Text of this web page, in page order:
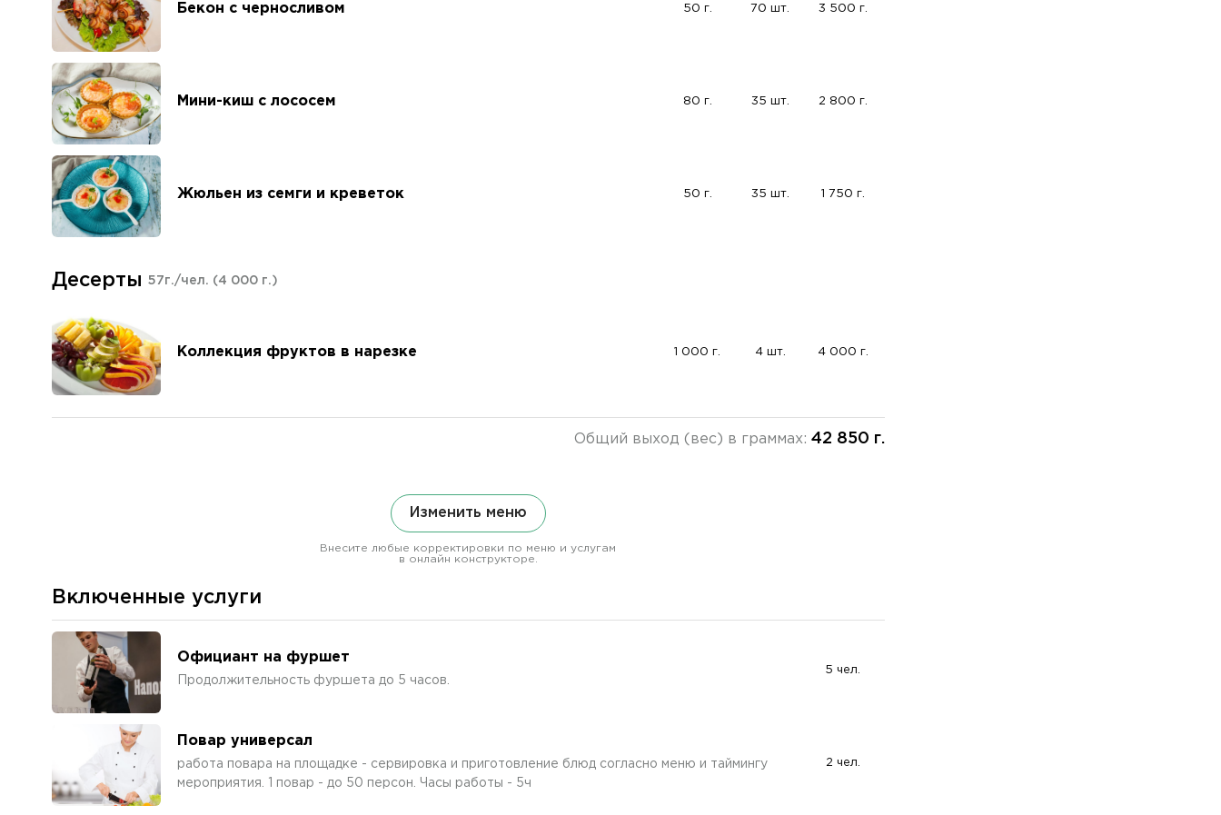
Бекон с черносливом 50 г. 70 шт. 3 500 г.
Мини-киш с лососем 80 г. 35 шт. 2 800 г.
Жюльен из семги и креветок 50 г. 35 шт. 1 750 г.
Десерты 57г./чел. (4 000 г.)
Коллекция фруктов в нарезке 1 000 г. 4 шт. 4 000 г.
Общий выход (вес) в граммах: 42 850 г.
Изменить меню
Внесите любые корректировки по меню и услугам
в онлайн конструкторе.
Включенные услуги
Официант на фуршет
Продолжительность фуршета до 5 часов.
5 чел.
Повар универсал
работа повара на площадке - сервировка и приготовление блюд согласно меню и таймингу
мероприятия. 1 повар - до 50 персон. Часы работы - 5ч
2 чел.